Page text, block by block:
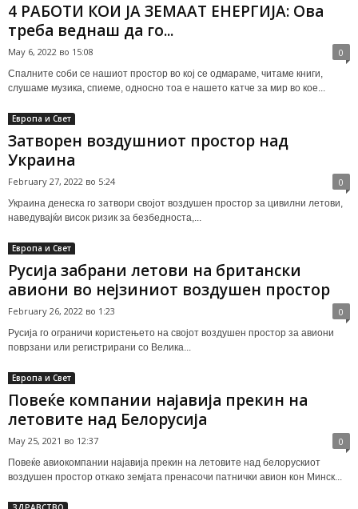
4 РАБОТИ КОИ ЈА ЗЕМААТ ЕНЕРГИЈА: Ова
треба веднаш да го...
May 6, 2022 во 15:08 0
Спалните соби се нашиот простор во кој се одмараме, читаме книги,
слушаме музика, спиеме, односно тоа е нашето катче за мир во кое...
Европа и Свет
Затворен воздушниот простор над
Украина
February 27, 2022 во 5:24 0
Украина денеска го затвори својот воздушен простор за цивилни летови,
наведувајќи висок ризик за безбедноста,...
Европа и Свет
Русија забрани летови на британски
авиони во нејзиниот воздушен простор
February 26, 2022 во 1:23 0
Русија го ограничи користењето на својот воздушен простор за авиони
поврзани или регистрирани со Велика...
Европа и Свет
Повеќе компании најавија прекин на
летовите над Белорусија
May 25, 2021 во 12:37 0
Повеќе авиокомпании најавија прекин на летовите над белорускиот
воздушен простор откако земјата пренасочи патнички авион кон Минск...